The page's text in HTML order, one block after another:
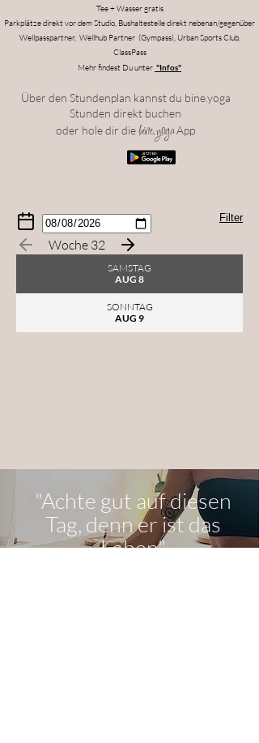
Tee + Wasser gratis
Parkplätze direkt vor dem Studio, Bushaltestelle direkt nebenan/gegenüber
Wellpasspartner, Wellhub Partner (Gympass), Urban Sports Club,
ClassPass
Mehr findest Du unter "Infos"
Über den Stundenplan kannst du bine.yoga
Stunden direkt buchen
oder hole dir diebine.yogaApp
Filter
Woche 32
SAMSTAG
AUG 8
SONNTAG
AUG 9
"Achte gut auf diesen
Tag, denn er ist das
Leben"